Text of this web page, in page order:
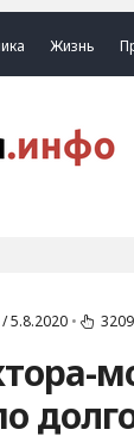
Жизнь
5.8.2020 • 3209